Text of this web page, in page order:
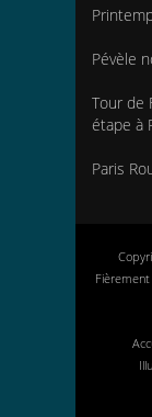
Pévèle
Tour de
étape à
Paris